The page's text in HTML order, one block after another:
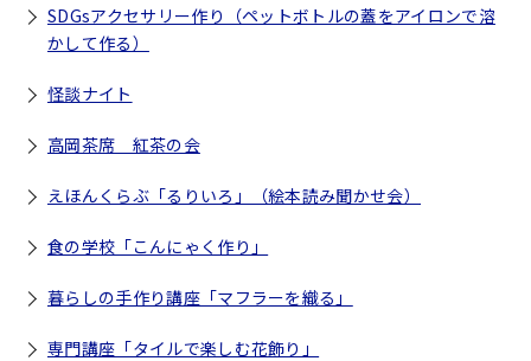
SDGsアクセサリー作り（ペットボトルの蓋をアイロンで溶
かして作る）
怪談ナイト
高岡茶席 紅茶の会
えほんくらぶ「るりいろ」（絵本読み聞かせ会）
食の学校「こんにゃく作り」
暮らしの手作り講座「マフラーを織る」
専門講座「タイルで楽しむ花飾り」